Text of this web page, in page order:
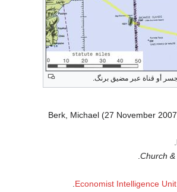
أو قناة عبر مضيق برنگ.
Berk, Michael (27 November
Church &
Economist Intelligence Unit